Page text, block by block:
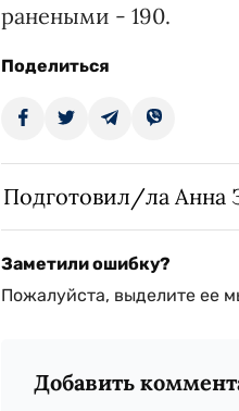
ранеными - 190.
Поделиться
Подготовил/ла Анна
Заметили ошибку?
Пожалуйста, выделите ее
Добавить